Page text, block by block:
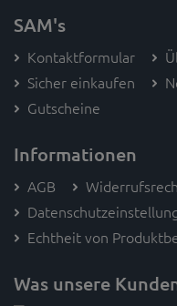
SAM's
Kontaktformular
Sicher einkaufen
Gutscheine
Informationen
AGB
Echtheit von
Was unsere